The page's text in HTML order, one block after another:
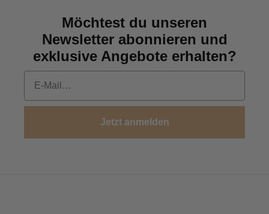
Möchtest du unseren
Newsletter abonnieren und
exklusive Angebote erhalten?
Jetzt anmelden